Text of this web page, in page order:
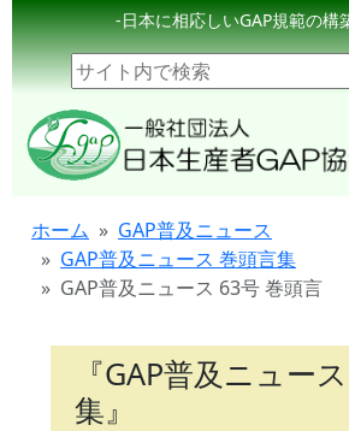
-日本に相応しいGAP規範の構
ホーム
GAP普及ニュース
GAP普及ニュース 巻頭言集
GAP普及ニュース 63号 巻頭言
『GAP普及ニュー
集』